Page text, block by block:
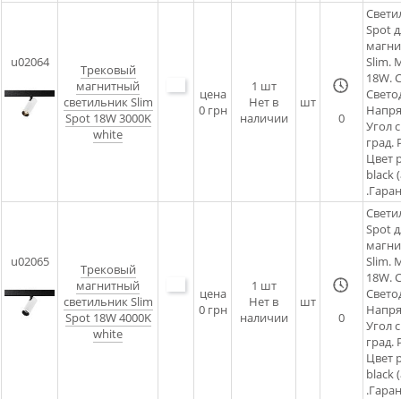
u02064
Трековый
магнитный
светильник Slim
Spot 18W 3000K
white
цена
0 грн
1 шт
Нет в
наличии
шт
0
Spot
Slim.
18W.
Угол
град.
Цвет
black
u02065
Трековый
магнитный
светильник Slim
Spot 18W 4000K
white
цена
0 грн
1 шт
Нет в
наличии
шт
0
Spot
Slim.
18W.
Угол
град.
Цвет
black